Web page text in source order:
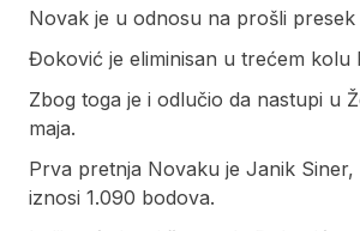
Novak je u odnosu na prošli presek
Đoković je eliminisan u trećem
Zbog toga je i odlučio da nastupi u
maja.
Prva pretnja Novaku je Janik
iznosi 1.090 bodova.